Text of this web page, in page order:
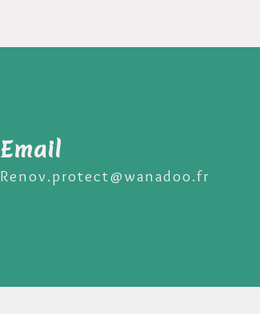
Email
renov.protect@wanadoo.fr